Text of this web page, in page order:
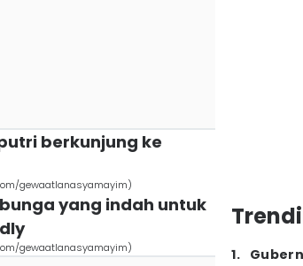
berkunjung ke
gewaatlanasyamayim)
yang indah untuk
gewaatlanasyamayim) 1.